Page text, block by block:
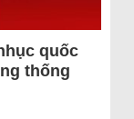
quốc
thống